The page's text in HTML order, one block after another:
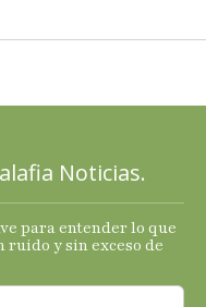
Noticias.
para entender lo que
y sin exceso de